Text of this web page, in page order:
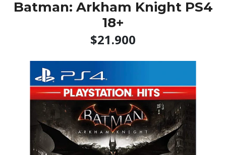
Batman: Arkham Knight PS4
18+
$21.900